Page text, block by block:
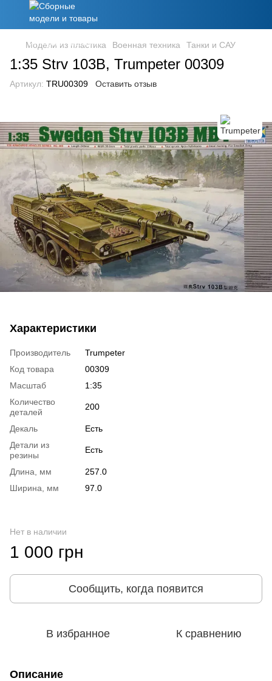
Модели из пластика Военная техника Танки и САУ
1:35 Strv 103B, Trumpeter 00309
Артикул: TRU00309 Оставить отзыв
Характеристики
Производитель
Trumpeter
Код товара
00309
Масштаб
1:35
Количество
деталей
200
Декаль
Есть
Детали из
резины
Есть
Длина, мм
257.0
Ширина, мм
97.0
Нет в наличии
1 000 грн
Сообщить, когда появится
В избранное К сравнению
Описание